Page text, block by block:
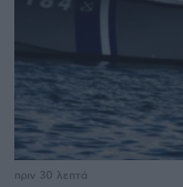
πριν 30 λεπτά